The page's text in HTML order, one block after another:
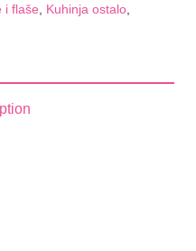
i flaše Kuhinja ostalo,